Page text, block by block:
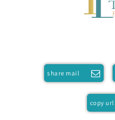
share mail
copy url